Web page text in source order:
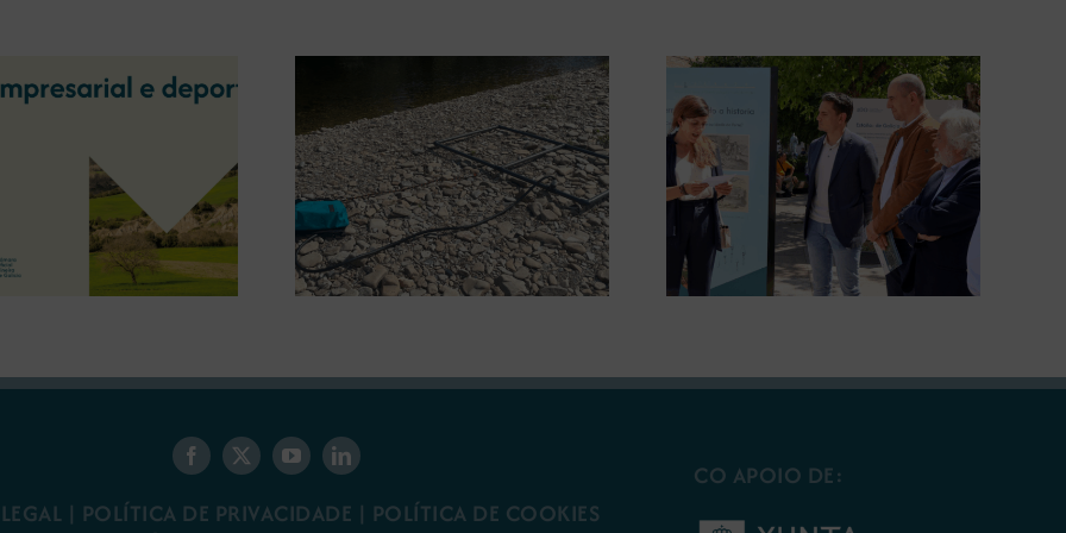
presentan as últimas
innovacións en restauración
ambiental para a minaría
galega
A COMG inaugura en
Ourense a exposición
‘Tesouros da terra’
A COMG leva a Vigo a
exposición ‘Tesouros da terra’
| POLÍTICA DE PRIVACIDADE | POLÍTICA DE COOKIES
CO APOIO DE: